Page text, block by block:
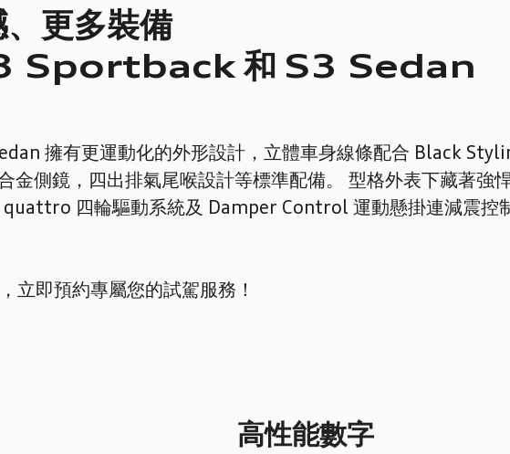
更多裝備
Sportback和 S3 Sedan
擁有更運動化的外形設計，立體車身線條配合 Black
金側鏡，四出排氣尾喉設計等標準配備。 型格外表下藏著
四輪驅動系統及 Damper Control 運動懸掛連減震控
立即預約專屬您的試駕服務！
高性能數字